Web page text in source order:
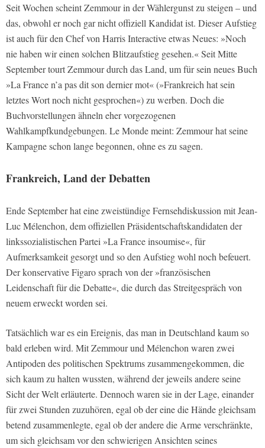
Seit Wochen scheint Zemmour in der Wählergunst zu steigen – und
das, obwohl er noch gar nicht offiziell Kandidat ist. Dieser Aufstieg
ist auch für den Chef von Harris Interactiveetwas Neues: »Noch
nie haben wir einen solchen Blitzaufstieg gesehen.« Seit Mitte
September tourt Zemmour durch das Land, um für sein neues Buch
»La France n’a pas dit son dernier mot« (»Frankreich hat sein
letztes Wort noch nicht gesprochen«) zu werben. Doch die
Buchvorstellungen ähneln eher vorgezogenen
Wahlkampfkundgebungen. Le Mondemeint: Zemmour hat seine
Kampagne schon lange begonnen, ohne es zu sagen.
Frankreich, Land der Debatten
Ende September hat eine zweistündige Fernsehdiskussion mit Jean-
Luc Mélenchon, dem offiziellen Präsidentschaftskandidaten der
linkssozialistischen Partei »La France insoumise«, für
Aufmerksamkeit gesorgt und so den Aufstieg wohl noch befeuert.
Der konservativeFigarosprach von der »französischen
Leidenschaft für die Debatte«, die durch das Streitgespräch von
neuem erweckt worden sei.
Tatsächlich war es ein Ereignis, das man in Deutschland kaum so
bald erleben wird. Mit Zemmour und Mélenchon waren zwei
Antipoden des politischen Spektrums zusammengekommen, die
sich kaum zu halten wussten, während der jeweils andere seine
Sicht der Welt erläuterte. Dennoch waren sie in der Lage, einander
für zwei Stunden zuzuhören, egal ob der eine die Hände gleichsam
betend zusammenlegte, egal ob der andere die Arme verschränkte,
um sich gleichsam vor den schwierigen Ansichten seines